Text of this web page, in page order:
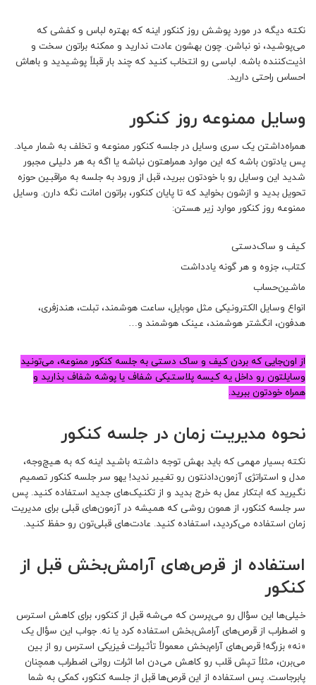
نکته دیگه در مورد پوشش روز کنکور اینه که بهتره لباس و کفشی که
می‌پوشید، نو نباشن. چون بهشون عادت ندارید و ممکنه براتون سخت و
اذیت‌کننده باشه. لباسی رو انتخاب کنید که چند بار قبلاً پوشیدید و باهاش
احساس راحتی دارید.
وسایل ممنوعه روز کنکور
همراه‌داشتن یک سری وسایل در جلسه کنکور ممنوعه و تخلف به شمار میاد.
پس یادتون باشه که این موارد همراهتون نباشه یا اگه به هر دلیلی مجبور
شدید این وسایل رو با خودتون ببرید، قبل از ورود به جلسه به مراقبین حوزه
تحویل بدید و ازشون بخواید که تا پایان کنکور، براتون امانت نگه دارن. وسایل
ممنوعه روز کنکور موارد زیر هستن:
کیف و ساک‌دستی
کتاب، جزوه و هر گونه یادداشت
ماشین‌حساب
انواع وسایل الکترونیکی مثل موبایل، ساعت هوشمند، تبلت، هندزفری،
هدفون، انگشتر هوشمند، عینک هوشمند و…
از اون‌جایی که بردن کیف و ساک دستی به جلسه کنکور ممنوعه، می‌تونید
وسایلتون رو داخل یه کیسه پلاستیکی شفاف یا پوشه شفاف بذارید و
همراه خودتون ببرید.
نحوه مدیریت زمان در جلسه کنکور
نکته بسیار مهمی که باید بهش توجه داشته باشید اینه که به هیچ‌وجه،
مدل و استراتژی آزمون‌دادنتون رو تغییر ندید! یهو سر جلسه کنکور تصمیم
نگیرید که ابتکار عمل به خرج بدید و از تکنیک‌های جدید استفاده کنید. پس
سر جلسه کنکور، از همون روشی که همیشه در آزمون‌های قبلی برای مدیریت
زمان استفاده می‌کردید، استفاده کنید. عادت‌های قبلی‌تون رو حفظ کنید.
استفاده از قرص‌های آرامش‌بخش قبل از
کنکور
خیلی‌ها این سؤال رو می‌پرسن که می‌شه قبل از کنکور، برای کاهش استرس
و اضطراب از قرص‌های آرامش‌بخش استفاده کرد یا نه. جواب این سؤال یک
«نه» بزرگه! قرص‌های آرام‌بخش معمولاً تأثیرات فیزیکی استرس رو از بین
می‌برن، مثلاً تپش قلب رو کاهش می‌دن اما اثرات روانی اضطراب همچنان
پابرجاست. پس استفاده از این قرص‌ها قبل از جلسه کنکور، کمکی به شما